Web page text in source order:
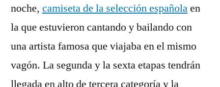
noche, camiseta de la selección españolaen
la que estuvieron cantando y bailando con
una artista famosa que viajaba en el mismo
vagón. La segunda y la sexta etapas tendrán
llegada en alto de tercera categoría y la